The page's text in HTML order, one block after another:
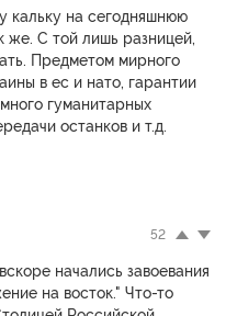
кальку на сегодняшнюю
же. С той лишь разницей,
Предметом мирного
в ес и нато, гарантии
гуманитарных
останков и т.д.
52
начались завоевания
на восток." Что-то